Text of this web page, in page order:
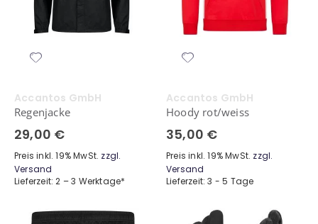
Accantos GmbH
Regenjacke
29,00 €
Preis inkl. 19% MwSt. zzgl.
Versand
Lieferzeit: 2 – 3 Werktage*
Accantos GmbH
Hoody rot/weiss
35,00 €
Preis inkl. 19% MwSt. zzgl.
Versand
Lieferzeit: 3 - 5 Tage